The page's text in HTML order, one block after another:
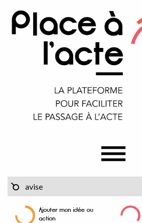
Ajouter mon idée ou
action